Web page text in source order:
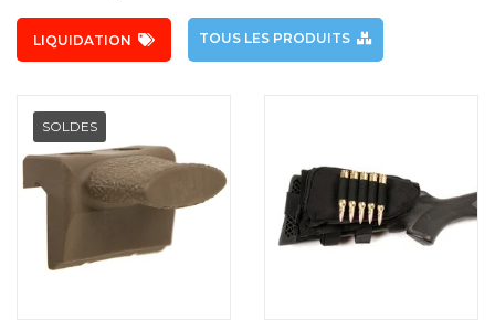
LIQUIDATION TOUS LES PRODUITS
SOLDES